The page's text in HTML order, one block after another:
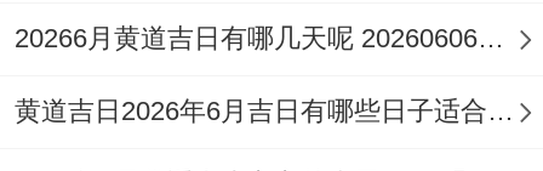
（星期三；农历正月廿三）
20266月黄道吉日有哪几天呢 20260606黄道吉日
黄道吉日2026年6月吉日有哪些日子适合结婚 黄道吉日2026结婚吉日有哪些